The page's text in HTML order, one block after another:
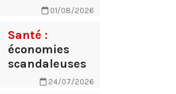
01/08/2026
Santé :
économies
scandaleuses
24/07/2026